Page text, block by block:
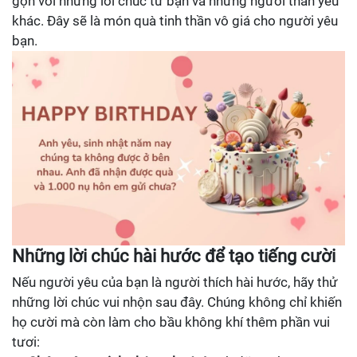
khác. Đây sẽ là món quà tinh thần vô giá cho người yêu
bạn.
Những lời chúc hài hước để tạo tiếng cười
Nếu người yêu của bạn là người thích hài hước, hãy thử
những lời chúc vui nhộn sau đây. Chúng không chỉ khiến
họ cười mà còn làm cho bầu không khí thêm phần vui
tươi: